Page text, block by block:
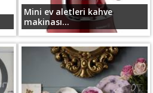
Mini ev aletleri kahve
makinası...